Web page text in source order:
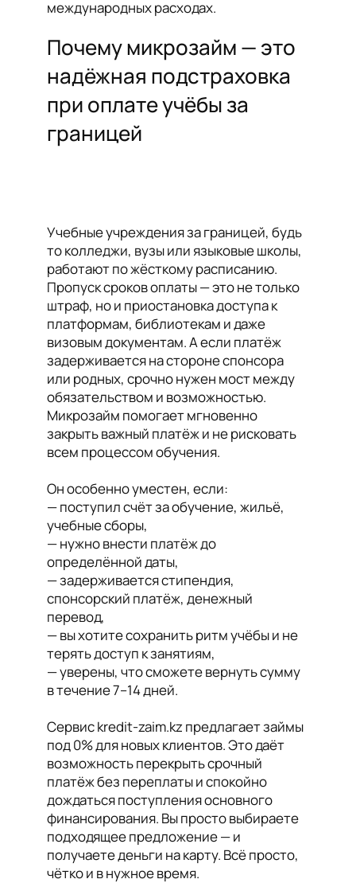
международных расходах.
Почему микрозайм — это
надёжная подстраховка
при оплате учёбы за
границей
Учебные учреждения за границей, будь
то колледжи, вузы или языковые школы,
работают по жёсткому расписанию.
Пропуск сроков оплаты — это не только
штраф, но и приостановка доступа к
платформам, библиотекам и даже
визовым документам. А если платёж
задерживается на стороне спонсора
или родных, срочно нужен мост между
обязательством и возможностью.
Микрозайм помогает мгновенно
закрыть важный платёж и не рисковать
всем процессом обучения.
Он особенно уместен, если:
— поступил счёт за обучение, жильё,
учебные сборы,
— нужно внести платёж до
определённой даты,
— задерживается стипендия,
спонсорский платёж, денежный
перевод,
— вы хотите сохранить ритм учёбы и не
терять доступ к занятиям,
— уверены, что сможете вернуть сумму
в течение 7–14 дней.
Сервис kredit-zaim.kz предлагает займы
под 0% для новых клиентов. Это даёт
возможность перекрыть срочный
платёж без переплаты и спокойно
дождаться поступления основного
финансирования. Вы просто выбираете
подходящее предложение — и
получаете деньги на карту. Всё просто,
чётко и в нужное время.